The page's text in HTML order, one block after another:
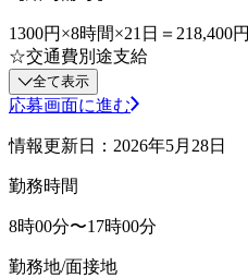
1300円×8時間×21日＝218,400円
☆交通費別途支給
全て表示
応募画面に進む
情報更新日：2026年5月28日
勤務時間
8時00分〜17時00分
勤務地/面接地